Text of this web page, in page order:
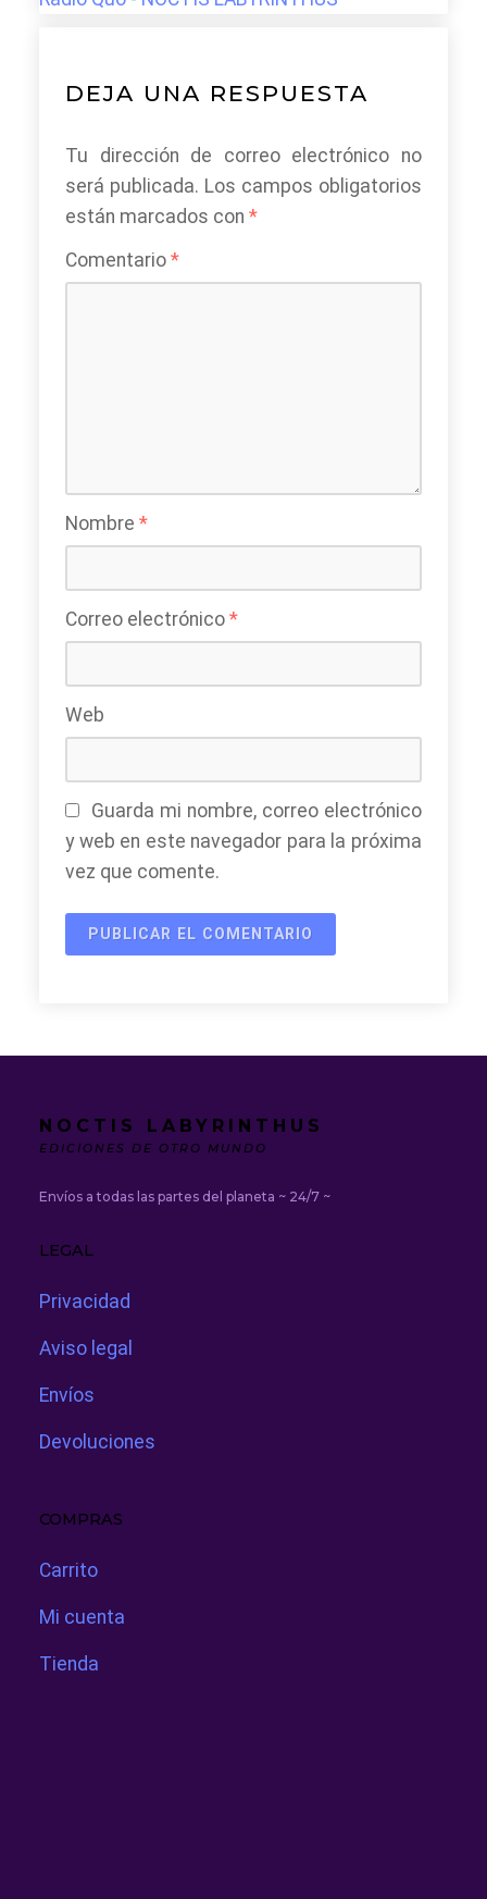
DEJA UNA RESPUESTA
Tu dirección de correo electrónico no
será publicada. Los campos obligatorios
están marcados con *
Comentario *
Nombre *
Correo electrónico *
Web
Guarda mi nombre, correo electrónico
y web en este navegador para la próxima
vez que comente.
NOCTIS LABYRINTHUS
EDICIONES DE OTRO MUNDO
Envíos a todas las partes del planeta ~ 24/7 ~
LEGAL
Privacidad
Aviso legal
Envíos
Devoluciones
COMPRAS
Carrito
Mi cuenta
Tienda